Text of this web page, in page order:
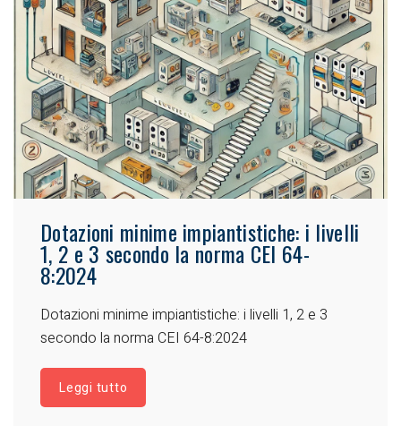
Dotazioni minime impiantistiche: i livelli
1, 2 e 3 secondo la norma CEI 64-
8:2024
Dotazioni minime impiantistiche: i livelli 1, 2 e 3
secondo la norma CEI 64-8:2024
Leggi tutto